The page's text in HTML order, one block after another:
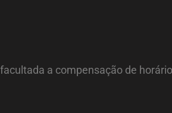
a compensação de